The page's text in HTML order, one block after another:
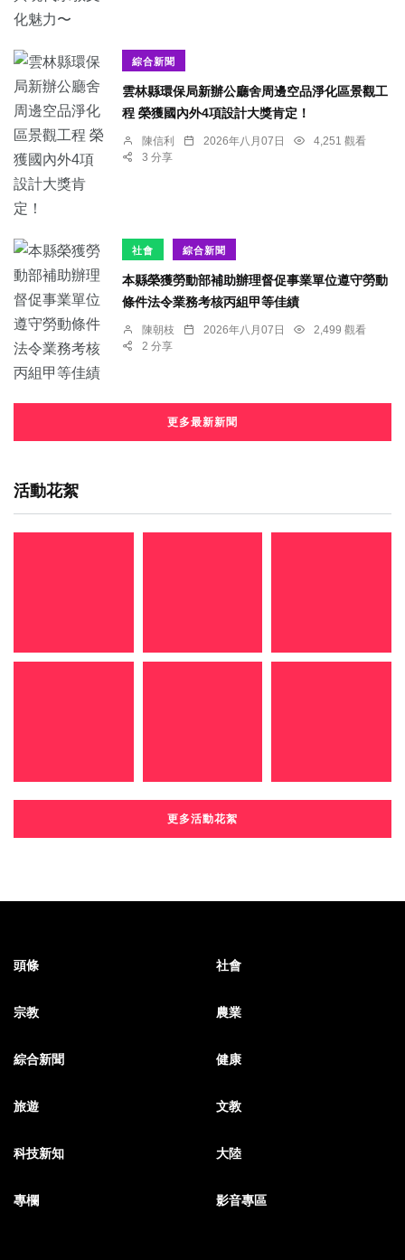
綜合新聞
雲林縣環保局新辦公廳舍周邊空品淨化區景觀工
程 榮獲國內外4項設計大獎肯定！
陳信利 2026年八月07日
4,251 觀看
3 分享
社會 綜合新聞
本縣榮獲勞動部補助辦理督促事業單位遵守勞動
條件法令業務考核丙組甲等佳績
陳朝枝 2026年八月07日
2,499 觀看
2 分享
更多最新新聞
活動花絮
更多活動花絮
頭條 社會
宗教 農業
綜合新聞 健康
旅遊 文教
科技新知 大陸
專欄 影音專區